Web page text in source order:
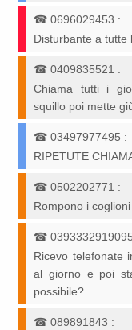
☎0696029453 :
Disturbante a tutte
☎0409835521 :
Chiama tutti i
squillo poi mette
☎03497977495 :
RIPETUTE
☎0502202771 :
Rompono i
☎0393332919095
Ricevo telefonate
al giorno e poi
possibile?
☎089891843 :